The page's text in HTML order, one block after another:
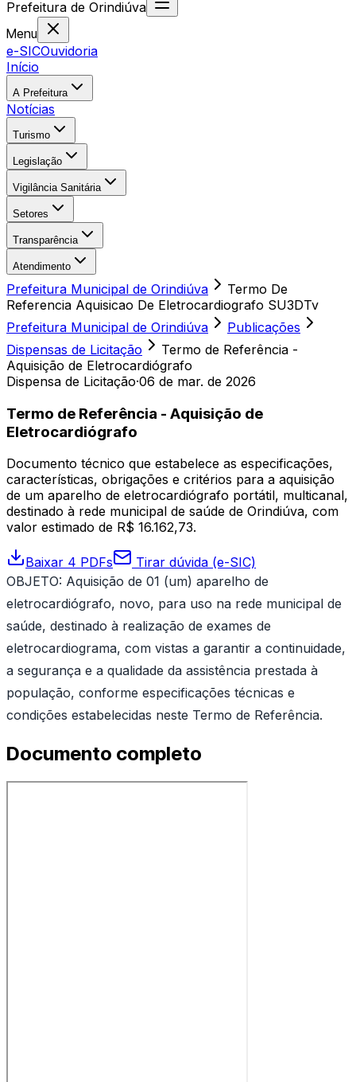
Prefeitura de Orindiúva
Menu
e-SICOuvidoria
Início
A Prefeitura
Notícias
Turismo
Legislação
Vigilância Sanitária
Setores
Transparência
Atendimento
Prefeitura Municipal de Orindiúva
Termo De
Referencia Aquisicao De Eletrocardiografo SU3DTv
Prefeitura Municipal de Orindiúva
Publicações
Dispensas de Licitação
Termo de Referência -
Aquisição de Eletrocardiógrafo
Dispensa de Licitação·06 de mar. de 2026
Termo de Referência - Aquisição de
Eletrocardiógrafo
Documento técnico que estabelece as especificações,
características, obrigações e critérios para a aquisição
de um aparelho de eletrocardiógrafo portátil, multicanal,
destinado à rede municipal de saúde de Orindiúva, com
valor estimado de R$ 16.162,73.
Baixar 4 PDFs
Tirar dúvida (e-SIC)
OBJETO: Aquisição de 01 (um) aparelho de
eletrocardiógrafo, novo, para uso na rede municipal de
saúde, destinado à realização de exames de
eletrocardiograma, com vistas a garantir a continuidade,
a segurança e a qualidade da assistência prestada à
população, conforme especificações técnicas e
condições estabelecidas neste Termo de Referência.
Documento completo